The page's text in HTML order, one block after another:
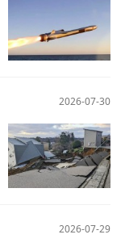
2026-07-30
2026-07-29